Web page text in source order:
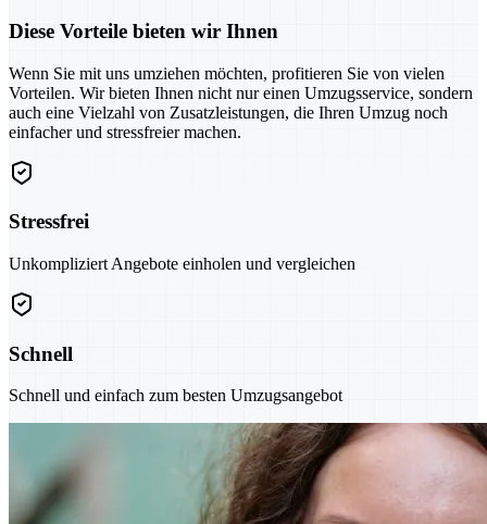
Diese Vorteile bieten wir Ihnen
Wenn Sie mit uns umziehen möchten, profitieren Sie von vielen
Vorteilen. Wir bieten Ihnen nicht nur einen Umzugsservice, sondern
auch eine Vielzahl von Zusatzleistungen, die Ihren Umzug noch
einfacher und stressfreier machen.
Stressfrei
Unkompliziert Angebote einholen und vergleichen
Schnell
Schnell und einfach zum besten Umzugsangebot